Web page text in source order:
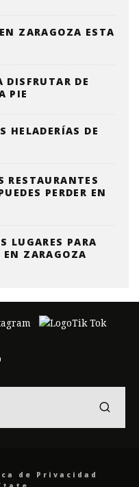
ZARAGOZA ESTA
DISFRUTAR DE
PIE
HELADERÍAS DE
RESTAURANTES
PERDER EN
LUGARES PARA
EN ZARAGOZA
de Privacidad